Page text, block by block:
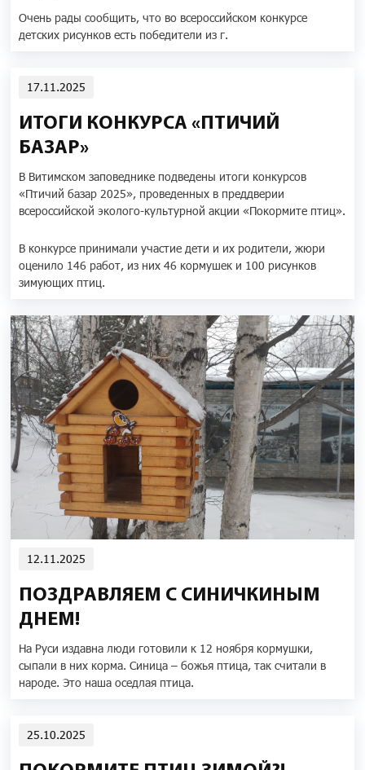
Очень рады сообщить, что во всероссийском конкурсе
детских рисунков есть победители из г.
17.11.2025
ИТОГИ КОНКУРСА «ПТИЧИЙ
БАЗАР»
В Витимском заповеднике подведены итоги конкурсов
«Птичий базар 2025», проведенных в преддверии
всероссийской эколого-культурной акции «Покормите птиц».
В конкурсе принимали участие дети и их родители, жюри
оценило 146 работ, из них 46 кормушек и 100 рисунков
зимующих птиц.
12.11.2025
ПОЗДРАВЛЯЕМ С СИНИЧКИНЫМ
ДНЕМ!
На Руси издавна люди готовили к 12 ноября кормушки,
сыпали в них корма. Синица – божья птица, так считали в
народе. Это наша оседлая птица.
25.10.2025